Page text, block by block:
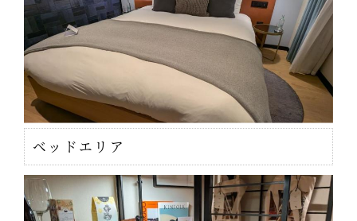
ベッドエリア